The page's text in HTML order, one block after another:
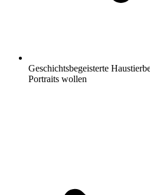
Geschichtsbegeisterte
Portraits wollen